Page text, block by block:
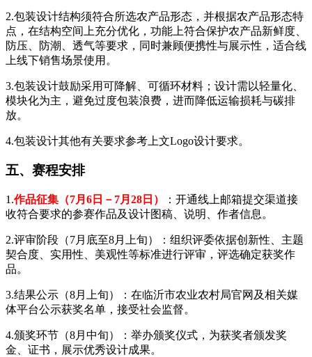
2.包装设计结构须符合所选农产品形态，并根据农产品形态特
点，在结构空间上充分优化，功能上符合保护农产品新鲜度、
防压、防潮、透气等要求，同时兼顾便携性与展示性，适合线
上线下销售场景使用。
3.包装设计鼓励采用可降解、可循环材料；设计需以轻量化、
模块化为主，避免过度包装浪费，进而降低运输损耗与碳排
放。
4.包装设计其他有关要求参考上文Logo设计要求。
五、赛程安排
1.作品征集（7月6日－7月28日）
：开通线上邮箱提交渠道接
收符合要求的参赛作品及设计图稿、说明、作者信息。
2.评审阶段（7月底至8月上旬）：组织评委依据创新性、主题
契合度、实用性、美观性等标准进行评审，评选确定获奖作
品。
3.结果公示（8月上旬）：在临沂市农业农村局官网及相关媒
体平台公示获奖名单，接受社会监督。
4.颁奖环节（8月中旬）：举办颁奖仪式，为获奖者颁发奖
金、证书，展示优秀设计成果。